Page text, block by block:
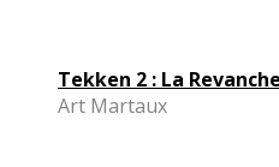
Tekken 2 : La
Art Martaux